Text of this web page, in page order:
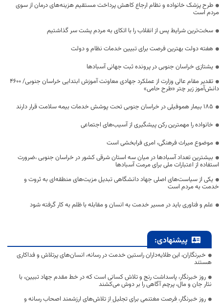
طرح پزشک خانواده و نظام ارجاع کاهش پرداخت مستقیم هزینه‌های درمان از سوی
مردم است
سخت‌ترین شرایط پس از انقلاب را با اتکای به مردم پشت سر گذاشتیم
هفته دولت بهترین فرصت برای تبیین خدمات نظام و دولت
یشتازی خراسان جنوبی در پرونده ثبت جهانی آسبادها
تقدیر مقام عالی وزارت از عملکرد جهادی معاونت آموزش ابتدایی خراسان جنوبی/ ۴۶۰۰
دانش‌آموز زیر چتر «طرح حامی»
۱۸۵ بیمار هموفیلی در خراسان جنوبی تحت پوشش خدمات بیمه سلامت قرار دارند
خانواده را مهمترین رکن پیشگیری از آسیب‌های اجتماعی
موضوع میراث فرهنگی، امری فرابخشی است
بیشترین تعداد آسبادها در میان سه استان شرقی کشور در خراسان جنوبی ،ضرورت
استفاده از اعتبارات ملی برای مرمت آسبادها
یکی از سیاست‌های اصلی جهاد دانشگاهی تبدیل مزیت‌های منطقه‌ای به ثروت و
خدمت به مردم است
علم و فناوری باید در مسیر خدمت به انسان و مقابله با ظلم به کار گرفته شود
پیشنهادی:
خبرنگاران، این طلایه‌داران راستین خدمت در رسانه، انسان‌های پرتلاش و فداکاری
هستند
روز خبرنگار، پاسداشت رنج و تلاش کسانی است که در خط مقدم جهاد تبیین، با
نثار جان و مال، پرچم آگاهی را بر دوش می‌کشند
روز خبرنگار، فرصت مغتنمی برای تجلیل از تلاش‌های ارزشمند اصحاب رسانه و